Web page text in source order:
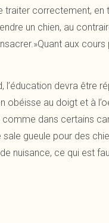
traiter correctement,
un chien, au
aux
l’éducation devra
au doigt et à
dans certains
gueule pour des
nuisance, ce qui est